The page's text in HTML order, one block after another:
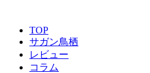
TOP
サガン鳥栖
レビュー
コラム